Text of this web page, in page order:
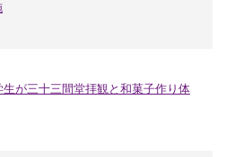
が三十三間堂拝観と和菓子作り体